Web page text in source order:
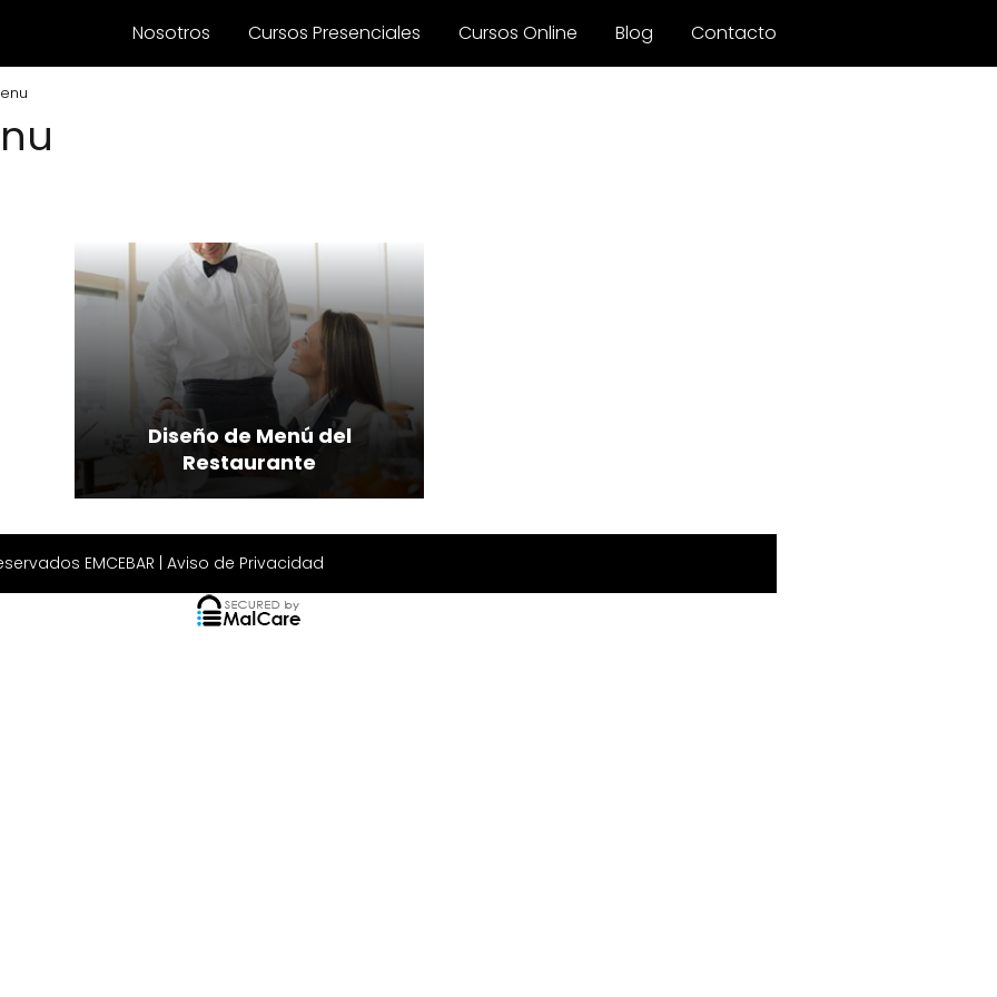
Nosotros Cursos Presenciales Cursos Online Blog Contacto
Diseño de Menú del
Restaurante
EMCEBAR | Aviso de Privacidad